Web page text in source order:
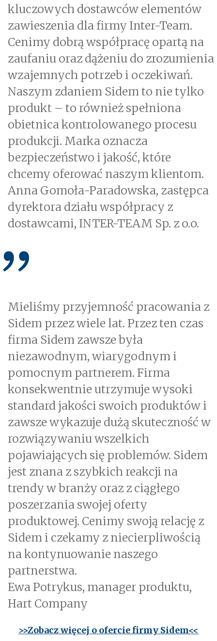
kluczowych dostawców elementów
zawieszenia dla firmy Inter-Team.
Cenimy dobrą współpracę opartą na
zaufaniu oraz dążeniu do zrozumienia
wzajemnych potrzeb i oczekiwań.
Naszym zdaniem Sidem to nie tylko
produkt – to również spełniona
obietnica kontrolowanego procesu
produkcji. Marka oznacza
bezpieczeństwo i jakość, które
chcemy oferować naszym klientom.
Anna Gomoła-Paradowska, zastępca
dyrektora działu współpracy z
dostawcami, INTER-TEAM Sp. z o.o.
Mieliśmy przyjemność pracowania z
Sidem przez wiele lat. Przez ten czas
firma Sidem zawsze była
niezawodnym, wiarygodnym i
pomocnym partnerem. Firma
konsekwentnie utrzymuje wysoki
standard jakości swoich produktów i
zawsze wykazuje dużą skuteczność w
rozwiązywaniu wszelkich
pojawiających się problemów. Sidem
jest znana z szybkich reakcji na
trendy w branży oraz z ciągłego
poszerzania swojej oferty
produktowej. Cenimy swoją relację z
Sidem i czekamy z niecierpliwością
na kontynuowanie naszego
partnerstwa.
Ewa Potrykus, manager produktu,
Hart Company
>>Zobacz więcej o ofercie firmy Sidem<<